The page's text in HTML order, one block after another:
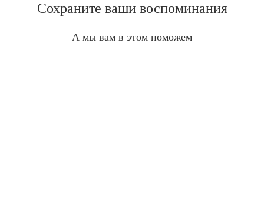
Сохраните ваши воспоминания
А мы вам в этом поможем